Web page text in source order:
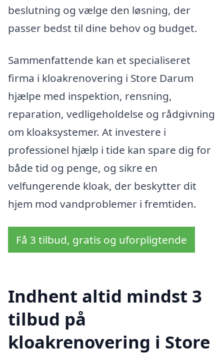
beslutning og vælge den løsning, der
passer bedst til dine behov og budget.
Sammenfattende kan et specialiseret
firma i kloakrenovering i Store Darum
hjælpe med inspektion, rensning,
reparation, vedligeholdelse og rådgivning
om kloaksystemer. At investere i
professionel hjælp i tide kan spare dig for
både tid og penge, og sikre en
velfungerende kloak, der beskytter dit
hjem mod vandproblemer i fremtiden.
Få 3 tilbud, gratis og uforpligtende
Indhent altid mindst 3
tilbud på
kloakrenovering i Store